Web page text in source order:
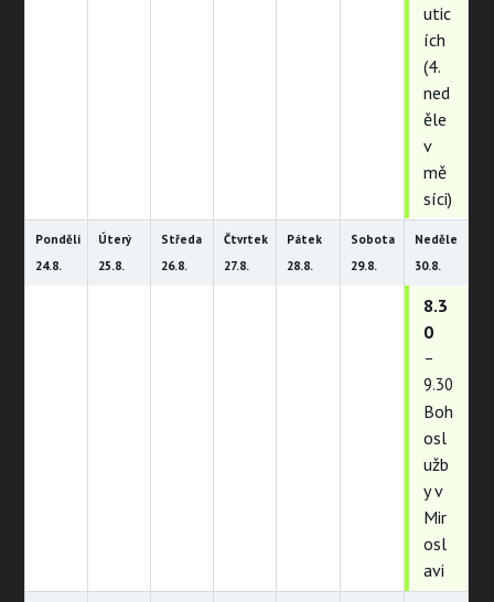
utic
ích
(4.
ned
ěle
v
mě
síci)
Pondělí
24.8.
Úterý
25.8.
Středa
26.8.
Čtvrtek
27.8.
Pátek
28.8.
Sobota
29.8.
Neděle
30.8.
8.3
0
–
9.30
Boh
osl
užb
y v
Mir
osl
avi